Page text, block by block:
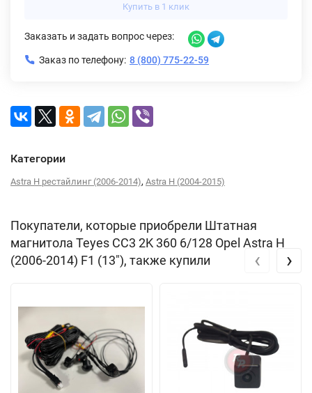
Купить в 1 клик
Заказать и задать вопрос через:
Заказ по телефону: 8 (800) 775-22-59
Категории
Astra H рестайлинг (2006-2014), Astra H (2004-2015)
Покупатели, которые приобрели Штатная
магнитола Teyes CC3 2K 360 6/128 Opel Astra H
(2006-2014) F1 (13"), также купили
‹ ›